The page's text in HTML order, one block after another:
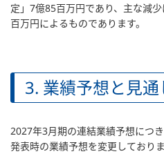
定」7億85百万円であり、主な減
百万円によるものであります。
3. 業績予想と見通
2027年3月期の連結業績予想につ
発表時の業績予想を変更しておりま